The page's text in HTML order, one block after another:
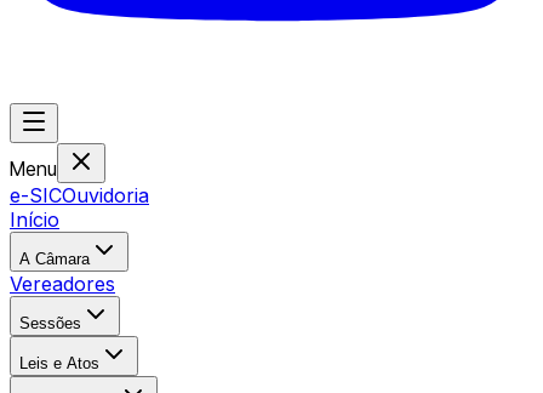
Menu
e-SICOuvidoria
Início
A Câmara
Vereadores
Sessões
Leis e Atos